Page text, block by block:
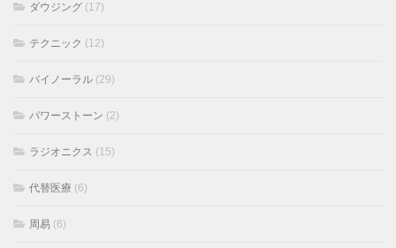
ダウジング (17)
テクニック (12)
バイノーラル (29)
パワーストーン (2)
ラジオニクス (15)
代替医療 (6)
周易 (6)